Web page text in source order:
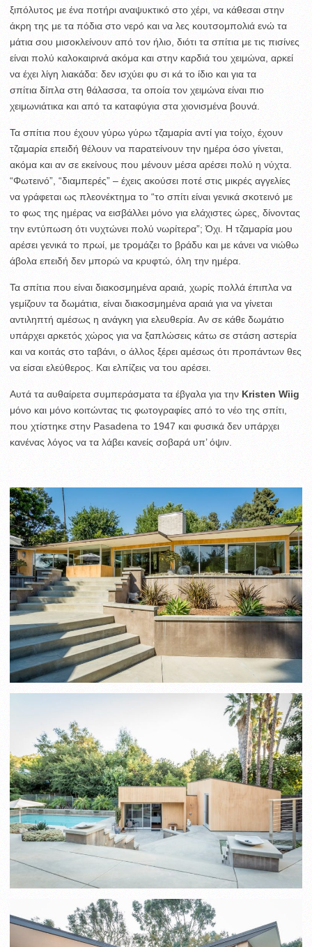
ξιπόλυτος με ένα ποτήρι αναψυκτικό στο χέρι, να κάθεσαι στην
άκρη της με τα πόδια στο νερό και να λες κουτσομπολιά ενώ τα
μάτια σου μισοκλείνουν από τον ήλιο, διότι τα σπίτια με τις πισίνες
είναι πολύ καλοκαιρινά ακόμα και στην καρδιά του χειμώνα, αρκεί
να έχει λίγη λιακάδα: δεν ισχύει φυ σι κά το ίδιο και για τα
σπίτια δίπλα στη θάλασσα, τα οποία τον χειμώνα είναι πιο
χειμωνιάτικα και από τα καταφύγια στα χιονισμένα βουνά.
Τα σπίτια που έχουν γύρω γύρω τζαμαρία αντί για τοίχο, έχουν
τζαμαρία επειδή θέλουν να παρατείνουν την ημέρα όσο γίνεται,
ακόμα και αν σε εκείνους που μένουν μέσα αρέσει πολύ η νύχτα.
“Φωτεινό”, “διαμπερές” – έχεις ακούσει ποτέ στις μικρές αγγελίες
να γράφεται ως πλεονέκτημα το “το σπίτι είναι γενικά σκοτεινό με
το φως της ημέρας να εισβάλλει μόνο για ελάχιστες ώρες, δίνοντας
την εντύπωση ότι νυχτώνει πολύ νωρίτερα”; Όχι. Η τζαμαρία μου
αρέσει γενικά το πρωί, με τρομάζει το βράδυ και με κάνει να νιώθω
άβολα επειδή δεν μπορώ να κρυφτώ, όλη την ημέρα.
Τα σπίτια που είναι διακοσμημένα αραιά, χωρίς πολλά έπιπλα να
γεμίζουν τα δωμάτια, είναι διακοσμημένα αραιά για να γίνεται
αντιληπτή αμέσως η ανάγκη για ελευθερία. Αν σε κάθε δωμάτιο
υπάρχει αρκετός χώρος για να ξαπλώσεις κάτω σε στάση αστερία
και να κοιτάς στο ταβάνι, ο άλλος ξέρει αμέσως ότι προπάντων θες
να είσαι ελεύθερος. Και ελπίζεις να του αρέσει.
Αυτά τα αυθαίρετα συμπεράσματα τα έβγαλα για την Kristen Wiig
μόνο και μόνο κοιτώντας τις φωτογραφίες από το νέο της σπίτι,
που χτίστηκε στην Pasadena το 1947 και φυσικά δεν υπάρχει
κανένας λόγος να τα λάβει κανείς σοβαρά υπ’ όψιν.